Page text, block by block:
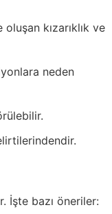
oluşan kızarıklık ve
neden
İşte bazı öneriler: